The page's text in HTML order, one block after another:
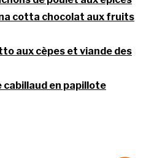
cotta chocolat aux fruits
aux cèpes et viande des
cabillaud en papillote